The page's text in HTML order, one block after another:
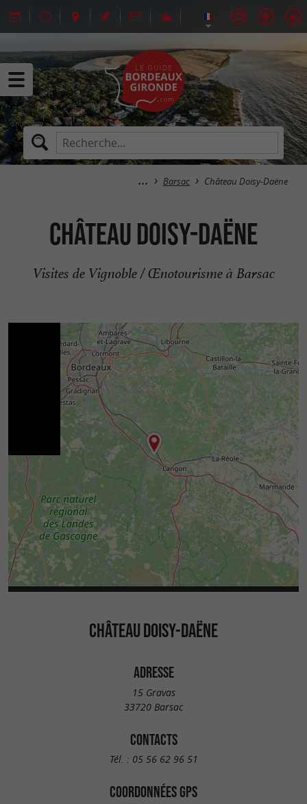
Barsac Château Doisy-Daëne
Château Doisy-Daëne
Visites de Vignoble / Œnotourisme à Barsac
CHÂTEAU DOISY-DAËNE
ADRESSE
15 Gravas
33720 Barsac
CONTACTS
Tél. : 05 56 62 96 51
COORDONNÉES GPS